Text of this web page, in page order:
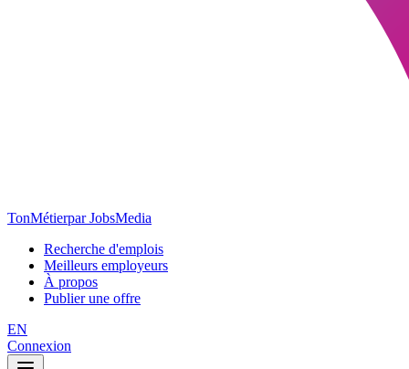
TonMétierpar JobsMedia
Recherche d'emplois
Meilleurs employeurs
À propos
Publier une offre
EN
Connexion